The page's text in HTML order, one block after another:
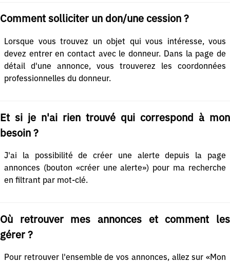
Comment solliciter un don/une cession ?
Lorsque vous trouvez un objet qui vous intéresse, vous
devez entrer en contact avec le donneur. Dans la page de
détail d'une annonce, vous trouverez les coordonnées
professionnelles du donneur.
Et si je n'ai rien trouvé qui correspond à mon
besoin ?
J'ai la possibilité de créer une alerte depuis la page
annonces (bouton «créer une alerte») pour ma recherche
en filtrant par mot-clé.
Où retrouver mes annonces et comment les
gérer ?
Pour retrouver l'ensemble de vos annonces, allez sur «Mon